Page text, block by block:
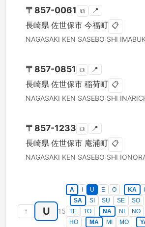
〒 857-0061 ⧉ 📍
長崎県 佐世保市 今福町 📋
NAGASAKI KEN SASEBO SHI
〒 857-0851 ⧉ 📍
長崎県 佐世保市 稲荷町 📋
NAGASAKI KEN SASEBO SHI
〒 857-1233 ⧉ 📍
長崎県 佐世保市 庵浦町 📋
NAGASAKI KEN SASEBO SHI
↑ U 15
A U E O KA
SA
SI SU SE SO
TE
TO NA NI NO
HO
MA MI MO